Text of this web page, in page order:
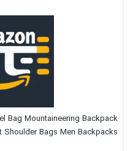
Bag Mountaineering Backpack
Shoulder Bags Men Backpacks